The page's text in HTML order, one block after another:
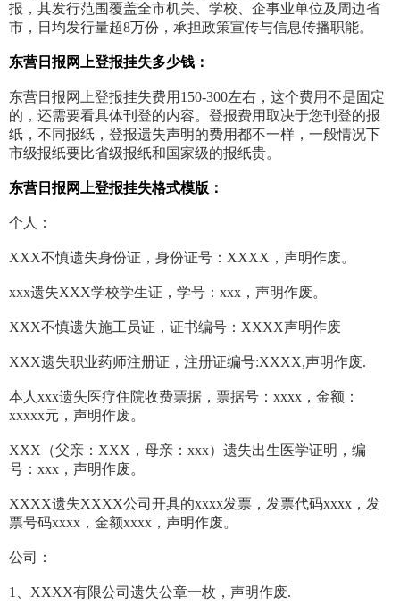
报，其发行范围覆盖全市机关、学校、企事业单位及周边省
市，日均发行量超8万份，承担政策宣传与信息传播职能。
东营日报网上登报挂失多少钱：
东营日报网上登报挂失费用150-300左右，这个费用不是固定
的，还需要看具体刊登的内容。登报费用取决于您刊登的报
纸，不同报纸，登报遗失声明的费用都不一样，一般情况下
市级报纸要比省级报纸和国家级的报纸贵。
东营日报网上登报挂失格式模版：
个人：
XXX不慎遗失身份证，身份证号：XXXX，声明作废。
xxx遗失XXX学校学生证，学号：xxx，声明作废。
XXX不慎遗失施工员证，证书编号：XXXX声明作废
XXX遗失职业药师注册证，注册证编号:XXXX,声明作废.
本人xxx遗失医疗住院收费票据，票据号：xxxx，金额：
xxxxx元，声明作废。
XXX（父亲：XXX，母亲：xxx）遗失出生医学证明，编
号：xxx，声明作废。
XXXX遗失XXXX公司开具的xxxx发票，发票代码xxxx，发
票号码xxxx，金额xxxx，声明作废。
公司：
1、XXXX有限公司遗失公章一枚，声明作废.